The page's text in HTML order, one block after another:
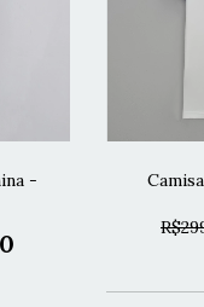
-